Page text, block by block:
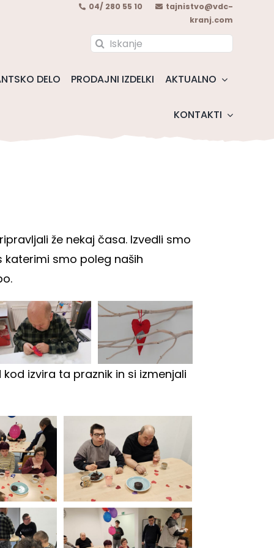
04/ 280 55 10
tajnistvo@vdc-
kranj.com
Search
DELO PRODAJNI IZDELKI AKTUALNO
KONTAKTI
že nekaj časa. Izvedli smo
katerimi smo poleg naših
izvira ta praznik in si izmenjali